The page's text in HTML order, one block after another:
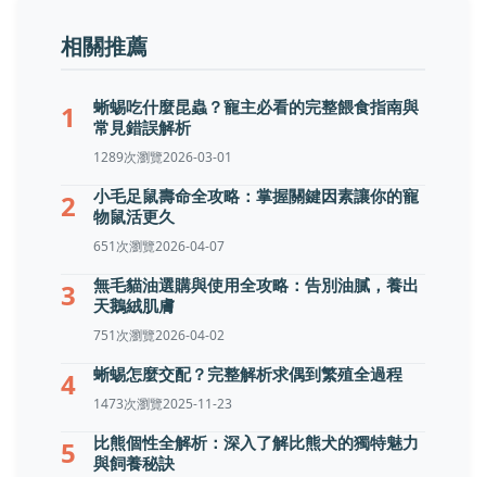
相關推薦
1
蜥蜴吃什麼昆蟲？寵主必看的完整餵食指南與
常見錯誤解析
1289次瀏覽2026-03-01
2
小毛足鼠壽命全攻略：掌握關鍵因素讓你的寵
物鼠活更久
651次瀏覽2026-04-07
3
無毛貓油選購與使用全攻略：告別油膩，養出
天鵝絨肌膚
751次瀏覽2026-04-02
4 蜥蜴怎麼交配？完整解析求偶到繁殖全過程
1473次瀏覽2025-11-23
5
比熊個性全解析：深入了解比熊犬的獨特魅力
與飼養秘訣